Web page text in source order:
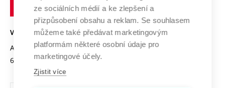
Open Science
Projekty
Projekty ze strukturálních fondů
Specifický výzkum
Mezinárodní dohody
Univerzitní sítě
Podnikavá univerzita / ContriBUTe
Bezpečná univerzita
Vyznamenání
Organizační struktura
technické
Brně
VYSOKÉ UČENÍ TECHNICKÉ V BRNĚ
Antonínská 548/1
602 00 Brno
www.vut.cz
vut@vutbr.cz
ze sociálních médií a ke zlepšení a
přizpůsobení obsahu a reklam. Se souhlasem
můžeme také předávat marketingovým
platformám některé osobní údaje pro
marketingové účely.
Zjistit více